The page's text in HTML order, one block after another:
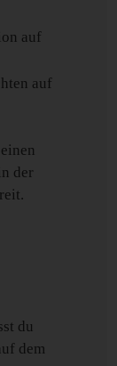
auf
auf
der
du
dem